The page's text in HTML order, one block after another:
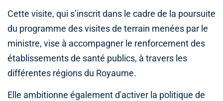
Cette visite, qui s’inscrit dans le cadre de la poursuite
du programme des visites de terrain menées par le
ministre, vise à accompagner le renforcement des
établissements de santé publics, à travers les
différentes régions du Royaume.
Elle ambitionne également d'activer la politique de